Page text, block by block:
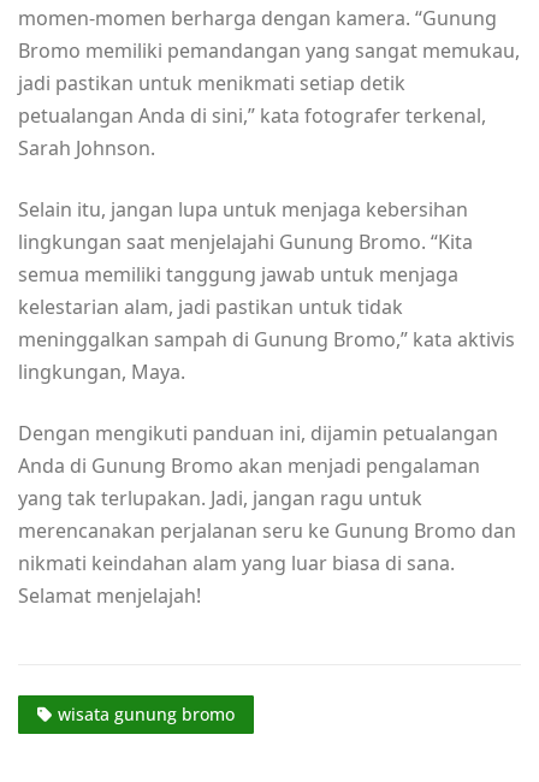
momen-momen berharga dengan kamera. “Gunung
Bromo memiliki pemandangan yang sangat memukau,
jadi pastikan untuk menikmati setiap detik
petualangan Anda di sini,” kata fotografer terkenal,
Sarah Johnson.
Selain itu, jangan lupa untuk menjaga kebersihan
lingkungan saat menjelajahi Gunung Bromo. “Kita
semua memiliki tanggung jawab untuk menjaga
kelestarian alam, jadi pastikan untuk tidak
meninggalkan sampah di Gunung Bromo,” kata aktivis
lingkungan, Maya.
Dengan mengikuti panduan ini, dijamin petualangan
Anda di Gunung Bromo akan menjadi pengalaman
yang tak terlupakan. Jadi, jangan ragu untuk
merencanakan perjalanan seru ke Gunung Bromo dan
nikmati keindahan alam yang luar biasa di sana.
Selamat menjelajah!
wisata gunung bromo